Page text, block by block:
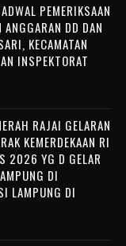
PEMERIKSAAN
DD DAN
KECAMATAN
INSPEKTORAT
RAJAI GELARAN
KEMERDEKAAN RI
2026 YG D GELAR
DI
LAMPUNG DI